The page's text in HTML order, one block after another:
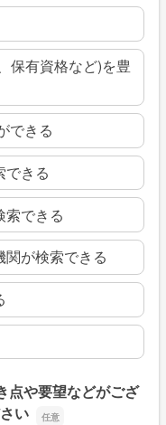
保有資格など)を豊
できる
できる
索できる
が検索できる
点や要望などがござ
い